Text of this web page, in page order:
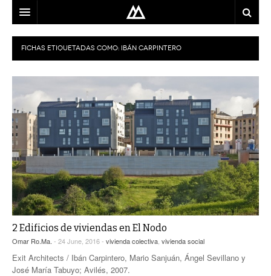
ARQUITECTO
LOCALIZACIÓN
USO
EQUIPO
CONTACTO
FICHAS ETIQUETADAS COMO: IBÁN CARPINTERO
2 Edificios de viviendas en El Nodo
Omar Ro.Ma. - 24 June, 2016 - vivienda colectiva vivienda social
Exit Architects / Ibán Carpintero, Mario Sanjuán, Ángel Sevillano y
José María Tabuyo; Avilés, 2007.